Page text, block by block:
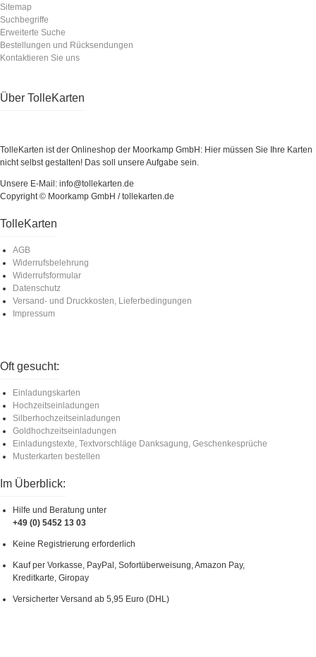
Sitemap
Suchbegriffe
Erweiterte Suche
Bestellungen und Rücksendungen
Kontaktieren Sie uns
Über TolleKarten
TolleKarten ist der Onlineshop der Moorkamp GmbH: Hier müssen Sie Ihre Karten
nicht selbst gestalten! Das soll unsere Aufgabe sein.
Unsere E-Mail: info@tollekarten.de
Copyright © Moorkamp GmbH / tollekarten.de
TolleKarten
AGB
Widerrufsbelehrung
Widerrufsformular
Datenschutz
Versand- und Druckkosten, Lieferbedingungen
Impressum
Oft gesucht:
Einladungskarten
Hochzeitseinladungen
Silberhochzeitseinladungen
Goldhochzeitseinladungen
Einladungstexte, Textvorschläge Danksagung, Geschenkesprüche
Musterkarten bestellen
Im Überblick:
Hilfe und Beratung unter
+49 (0) 5452 13 03
Keine Registrierung erforderlich
Kauf per Vorkasse, PayPal, Sofortüberweisung, Amazon Pay,
Kreditkarte, Giropay
Versicherter Versand ab 5,95 Euro (DHL)